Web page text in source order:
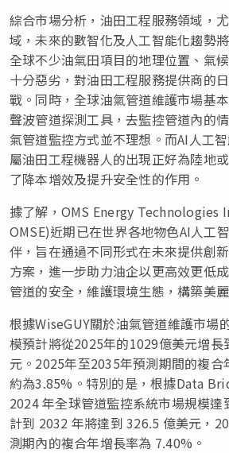
綜合市場分析，油田工程服務領域，
域，未來的數智化及人工智能化趨勢
全球不少油氣田項目的地理位置、氣
十分惡劣，對油田工程服務提供商的
戰。同時，全球油氣管道維護市場基
聲波管道探測工具，去監控管道內的
氣管道監控方式並不理想。而AI人工
屬油田工程機器人的出現正好為陸地
了降本增效及提升安全性的作用。
據了解，OMS Energy Technologies
OMSE)近期已在世界各地物色AI人工
伴，旨在通過不同形式在未來提供創
方案，進一步助力油企以更高效更低
管道的安全，維護環境生態，構築美
根據WiseGUY關於油氣管道維護市場
模預計將從2025年的1029億美元增
元。2025年至2035年預測期間的複合
約為3.85%。特別的是，根據Data
2024 年全球管道監控系統市場規模達
計到 2032 年將達到 326.5 億美元，
測期內的複合年增長率為 7.40%。